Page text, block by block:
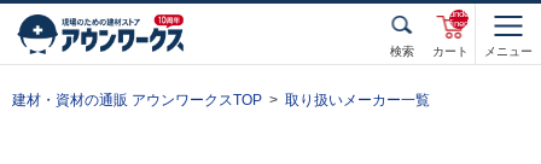
検索 カート
unde
fined
メニュー
建材・資材の通販 アウンワークスTOP 取り扱いメーカー一覧